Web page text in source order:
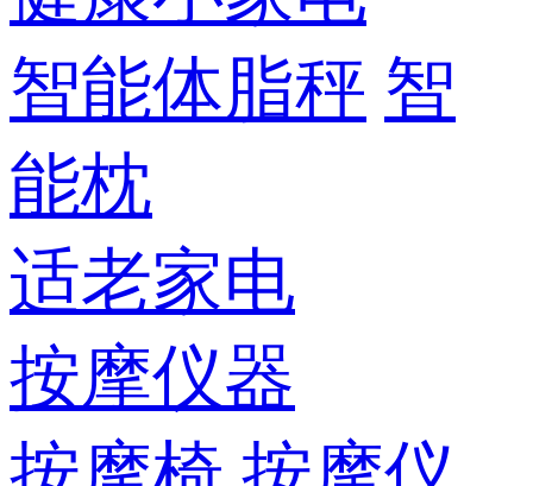
智能体脂秤 智
能枕
适老家电
按摩仪器